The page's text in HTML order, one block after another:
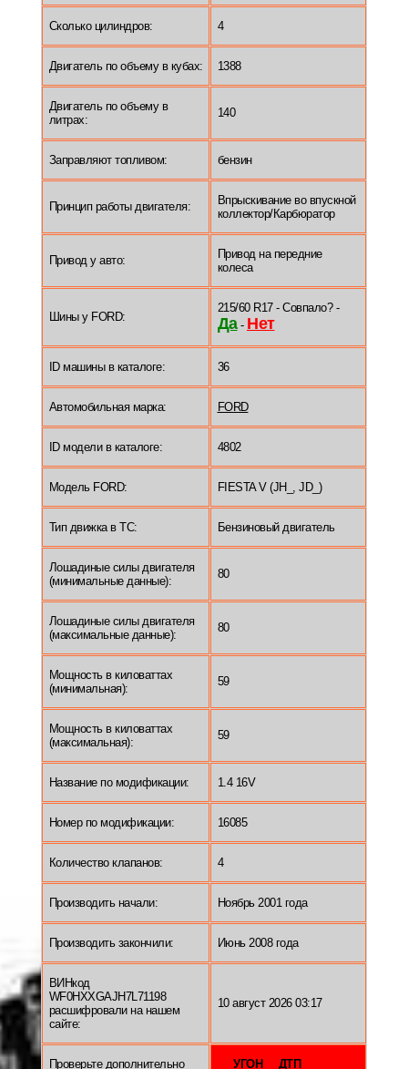
Сколько цилиндров: 4
Двигатель по объему в кубах: 1388
Двигатель по объему в
литрах:
140
Заправляют топливом: бензин
Принцип работы двигателя:
Впрыскивание во впускной
коллектор/Карбюратор
Привод у авто:
Привод на передние
колеса
Шины у FORD:
215/60 R17 - Совпало? -
Да- Нет
ID машины в каталоге: 36
Автомобильная марка: FORD
ID модели в каталоге: 4802
Модель FORD: FIESTA V (JH_, JD_)
Тип движка в ТС: Бензиновый двигатель
Лошадиные силы двигателя
(минимальные данные):
80
Лошадиные силы двигателя
(максимальные данные):
80
Мощность в киловаттах
(минимальная):
59
Мощность в киловаттах
(максимальная):
59
Название по модификации: 1.4 16V
Номер по модификации: 16085
Количество клапанов: 4
Производить начали: Ноябрь 2001 года
Производить закончили: Июнь 2008 года
ВИНкод
WF0HXXGAJH7L71198
расшифровали на нашем
сайте:
10 август 2026 03:17
Проверьте дополнительно УГОН ДТП